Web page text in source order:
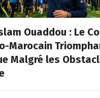
Ouaddou : Le
Marocain
Malgré les